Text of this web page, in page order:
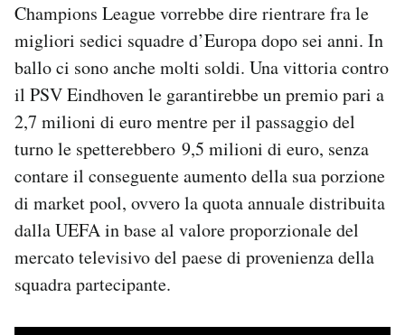
Champions League vorrebbe dire rientrare fra le
migliori sedici squadre d’Europa dopo sei anni. In
ballo ci sono anche molti soldi. Una vittoria contro
il PSV Eindhoven le garantirebbe un premio pari a
2,7 milioni di euro mentre per il passaggio del
turno le spetterebbero 9,5 milioni di euro, senza
contare il conseguente aumento della sua porzione
di market pool, ovvero la quota annuale distribuita
dalla UEFA in base al valore proporzionale del
mercato televisivo del paese di provenienza della
squadra partecipante.